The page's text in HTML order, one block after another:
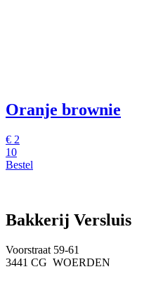
Oranje brownie
€ 2
10
Bestel
Bakkerij Versluis
Voorstraat 59-61
3441 CG WOERDEN